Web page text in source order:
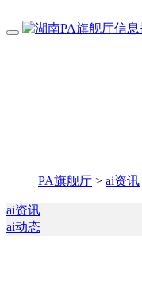
PA旗舰厅 > ai资讯
ai资讯
ai动态